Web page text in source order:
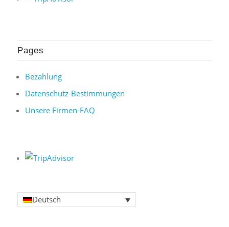
Pages
Bezahlung
Datenschutz-Bestimmungen
Unsere Firmen-FAQ
Deutsch